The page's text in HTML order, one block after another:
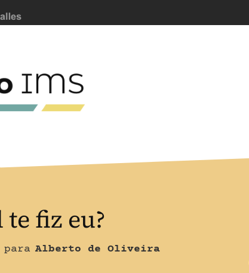
fiz eu?
para Alberto de Oliveira